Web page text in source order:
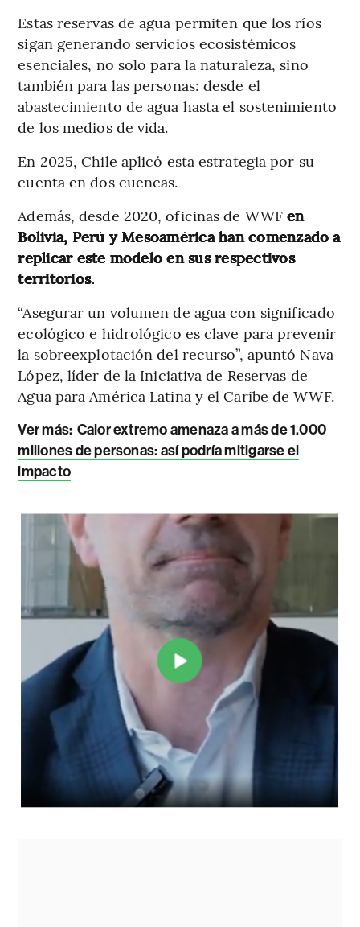
Estas reservas de agua permiten que los ríos
sigan generando servicios ecosistémicos
esenciales, no solo para la naturaleza, sino
también para las personas: desde el
abastecimiento de agua hasta el sostenimiento
de los medios de vida.
En 2025, Chile aplicó esta estrategia por su
cuenta en dos cuencas.
Además, desde 2020, oficinas de WWFen
Bolivia, Perú y Mesoamérica han comenzado a
replicar este modelo en sus respectivos
territorios.
“Asegurar un volumen de agua con significado
ecológico e hidrológico es clave para prevenir
la sobreexplotación del recurso”, apuntó Nava
López, líder de la Iniciativa de Reservas de
Agua para América Latina y el Caribe de WWF.
Ver más: Calor extremo amenaza a más de 1.000
millones de personas: así podría mitigarse el
impacto